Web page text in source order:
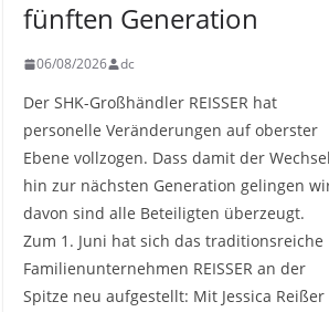
fünften Generation
06/08/2026 dc
Der SHK-Großhändler REISSER hat
personelle Veränderungen auf oberster
Ebene vollzogen. Dass damit der Wechsel
hin zur nächsten Generation gelingen
davon sind alle Beteiligten überzeugt.
Zum 1. Juni hat sich das traditionsreiche
Familienunternehmen REISSER an der
Spitze neu aufgestellt: Mit Jessica Reißer